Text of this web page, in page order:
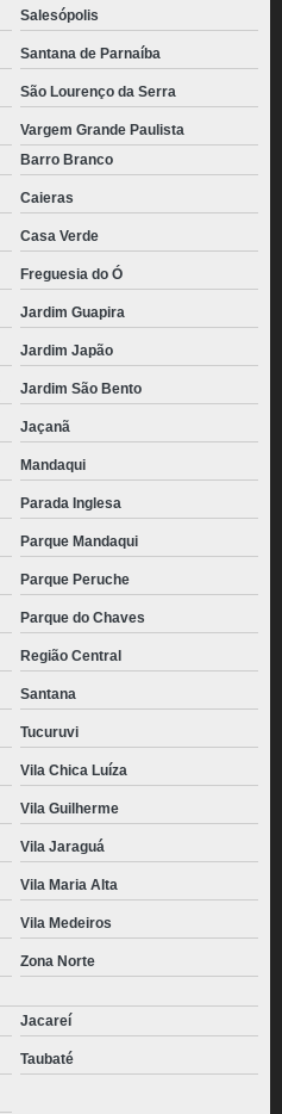
Salesópolis
Santana de Parnaíba
São Lourenço da Serra
Vargem Grande Paulista
Barro Branco
Caieras
Casa Verde
Freguesia do Ó
Jardim Guapira
Jardim Japão
Jardim São Bento
Jaçanã
Mandaqui
Parada Inglesa
Parque Mandaqui
Parque Peruche
Parque do Chaves
Região Central
Santana
Tucuruvi
Vila Chica Luíza
Vila Guilherme
Vila Jaraguá
Vila Maria Alta
Vila Medeiros
Zona Norte
Jacareí
Taubaté